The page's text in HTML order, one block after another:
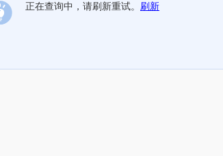
正在查询中，请刷新重试。 刷新